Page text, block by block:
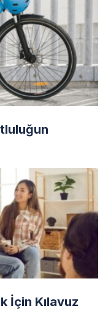
of the nervous
Labate, A., Cerasa,
A., &
differences among
a journal devoted
İçin Kılavuz